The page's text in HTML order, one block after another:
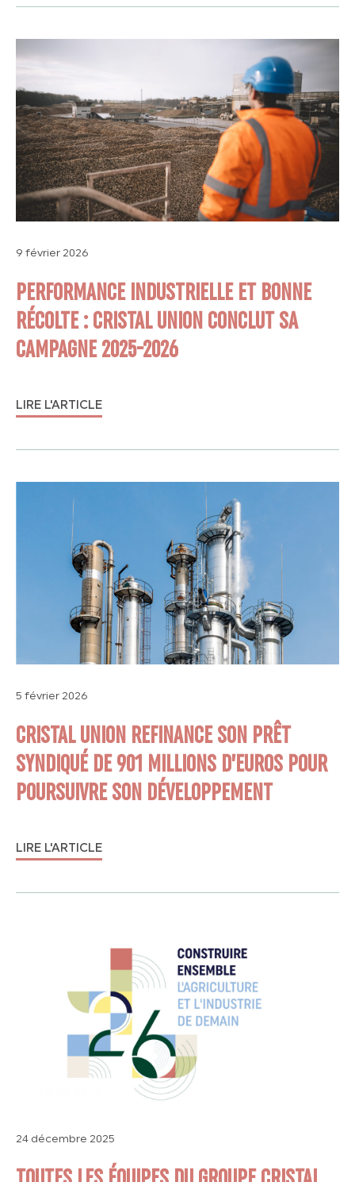
9 février 2026
PERFORMANCE INDUSTRIELLE ET BONNE
RÉCOLTE : CRISTAL UNION CONCLUT SA
CAMPAGNE 2025-2026
LIRE L'ARTICLE
5 février 2026
CRISTAL UNION REFINANCE SON PRÊT
SYNDIQUÉ DE 901 MILLIONS D’EUROS POUR
POURSUIVRE SON DÉVELOPPEMENT
LIRE L'ARTICLE
24 décembre 2025